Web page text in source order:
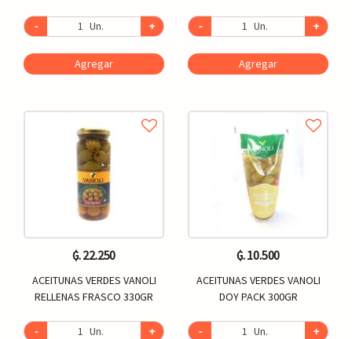
- Un. +
Agregar
₲. 22.250
ACEITUNAS VERDES VANOLI
RELLENAS FRASCO 330GR
- Un. +
- Un. +
Agregar
₲. 10.500
ACEITUNAS VERDES VANOLI
DOY PACK 300GR
- Un. +